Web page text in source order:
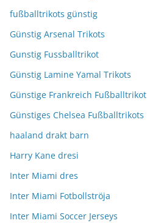
fußballtrikots günstig
Günstig Arsenal Trikots
Gunstig Fussballtrikot
Günstig Lamine Yamal Trikots
Günstige Frankreich Fußballtrikot
Günstiges Chelsea Fußballtrikots
haaland drakt barn
Harry Kane dresi
Inter Miami dres
Inter Miami Fotbollströja
Inter Miami Soccer Jerseys